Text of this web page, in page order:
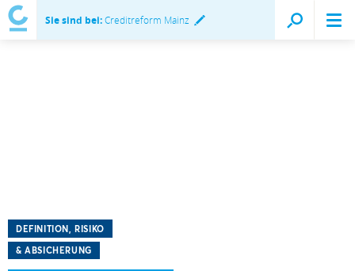
Sie sind bei:Creditreform Mainz
DEFINITION, RISIKO
& ABSICHERUNG